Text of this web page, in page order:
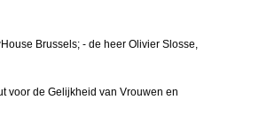
Brussels; - de heer Olivier Slosse,
voor de Gelijkheid van Vrouwen en